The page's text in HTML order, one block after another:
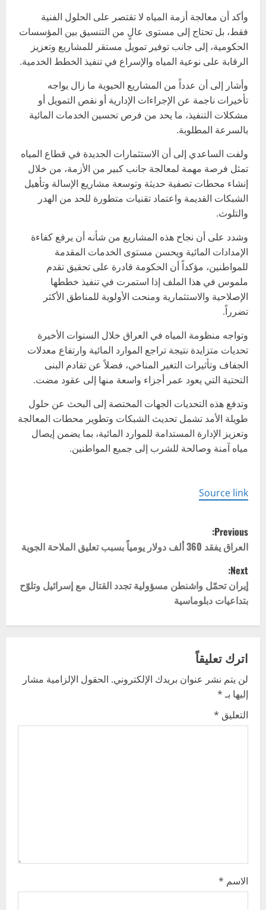
وأكد أن معالجة أزمة المياه لا تقتصر على الحلول الفنية
فقط، بل تحتاج إلى مستوى عالٍ من التنسيق بين المؤسسات
الحكومية، إلى جانب توفير تمويل مستقر للمشاريع وتعزيز
الرقابة على نوعية المياه والإسراع في تنفيذ الخطط الخدمية.
وأشار إلى أن عدداً من المشاريع الحيوية ما زال يواجه
تأخيرات ناجمة عن الإجراءات الإدارية أو نقص التمويل أو
مشكلات التنفيذ، ما يحد من فرص تحسين الخدمات المائية
بالسرعة المطلوبة.
ولفت الساعدي إلى أن الاستثمارات الجديدة في قطاع المياه
تمثل فرصة مهمة لمعالجة جانب كبير من الأزمة، من خلال
إنشاء محطات تصفية حديثة وتوسعة مشاريع الإسالة وتأهيل
الشبكات القديمة واعتماد تقنيات متطورة للحد من الهدر
والتلوث.
وشدد على أن نجاح هذه المشاريع من شأنه أن يرفع كفاءة
الإمدادات المائية ويحسن مستوى الخدمات المقدمة
للمواطنين، مؤكداً أن الحكومة قادرة على تحقيق تقدم
ملموس في هذا الملف إذا استمرت في تنفيذ خططها
الإصلاحية والاستثمارية ومنحت الأولوية للمناطق الأكثر
تضرراً.
وتواجه منظومة المياه في العراق خلال السنوات الأخيرة
تحديات متزايدة نتيجة تراجع الموارد المائية وارتفاع معدلات
الجفاف وتأثيرات التغير المناخي، فضلاً عن تقادم البنى
التحتية التي يعود عمر أجزاء واسعة منها إلى عقود مضت.
وتدفع هذه التحديات الجهات المختصة إلى البحث عن حلول
طويلة الأمد تشمل تحديث الشبكات وتطوير محطات المعالجة
وتعزيز الإدارة المستدامة للموارد المائية، بما يضمن إيصال
مياه آمنة وصالحة للشرب إلى جميع المواطنين.
Source link
P
o
s
t
n
a
v
i
g
Previous:
العراق يفقد 360 ألف دولار يومياً بسبب تعليق الملاحة الجوية
Next:
إيران تحمّل واشنطن مسؤولية تجدد القتال مع إسرائيل وتلوّح
بتداعيات دبلوماسية
اترك تعليقاً
لن يتم نشر عنوان بريدك الإلكتروني. الحقول الإلزامية مشار
إليها بـ*
التعليق *
الاسم *